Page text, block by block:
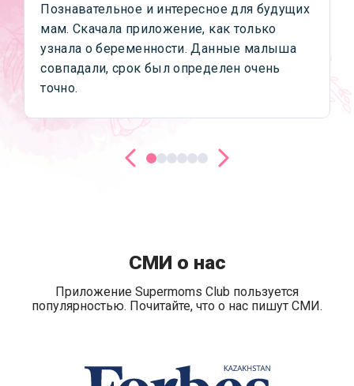
Познавательное и интересное для будущих
мам. Скачала приложение, как только
узнала о беременности. Данные малыша
совпадали, срок был определен очень
точно.
СМИ о нас
Приложение Supermoms Club пользуется
популярностью. Почитайте, что о нас пишут СМИ.